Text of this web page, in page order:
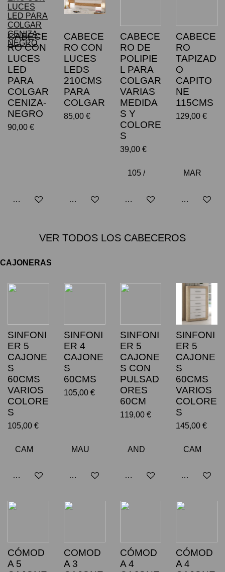
CABECE
RO CON
LUCES
LED
PARA
COLGAR
CENIZA-
NEGRO
90,00 €
Añadir al carrito
CABECE
RO CON
LUCES
LEDS
210CMS
PARA
COLGAR
85,00 €
Añadir al carrito
CABECE
RO DE
POLIPIE
L PARA
COLGAR
VARIAS
MEDIDA
S Y
COLORE
S
39,00 €
Añadir al carrito
CABECE
RO
TAPIZAD
O
CAPITO
NE
115CMS
129,00 €
Añadir al
VER TODOS LOS CABECEROS
CAJONERAS
SINFONI
ER 5
CAJONE
S
60CMS
VARIOS
COLORE
S
105,00 €
Añadir al carrito
SINFONI
ER 4
CAJONE
S
60CMS
105,00 €
Añadir al carrito
SINFONI
ER 5
CAJONE
S CON
PULSAD
ORES
60CM
119,00 €
Añadir al carrito
SINFONI
ER 5
CAJONE
S
60CMS
VARIOS
COLORE
S
145,00 €
Añadir al
CÓMOD
A 5
COMOD
A 3
CÓMOD
A 4
CÓMOD
A 4